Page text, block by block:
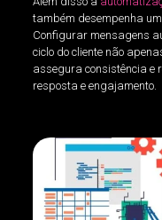
também desempenha
Configurar mensagens
ciclo do cliente não
assegura consistência e
resposta e engajamento.